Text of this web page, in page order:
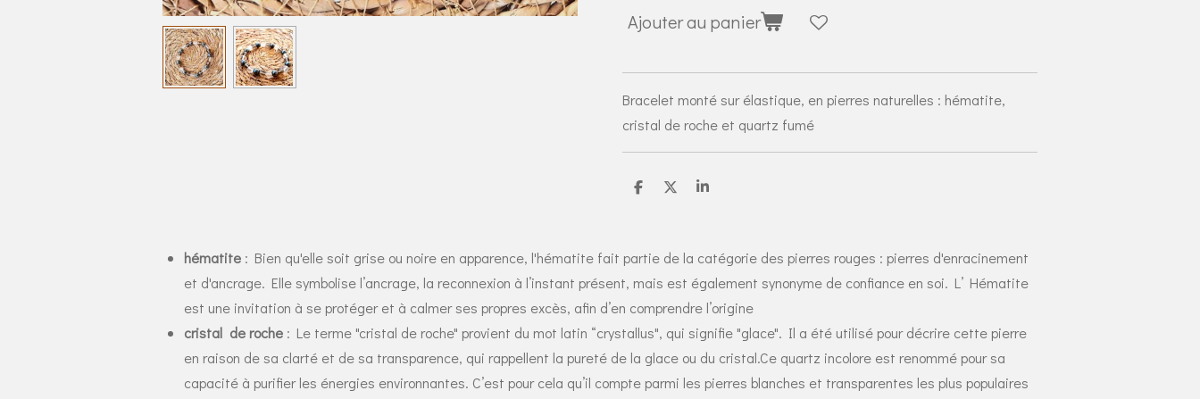
Ajouter au panier
Bracelet monté sur élastique, en pierres naturelles : hématite,
cristal de roche et quartz fumé
P
g
e
r
P
a
g
e
r
P
g
e
r
hématite : Bien qu'elle soit grise ou noire en apparence, l'hématite fait partie de la catégorie des pierres rouges : pierres d'enracinement
et d'ancrage. Elle symbolise l’ancrage, la reconnexion à l’instant présent, mais est également synonyme de confiance en soi. L’ Hématite
est une invitation à se protéger et à calmer ses propres excès, afin d’en comprendre l’origine
cristal de roche : Le terme "cristal de roche" provient du mot latin “crystallus", qui signifie "glace". Il a été utilisé pour décrire cette pierre
en raison de sa clarté et de sa transparence, qui rappellent la pureté de la glace ou du cristal.Ce quartz incolore est renommé pour sa
capacité à purifier les énergies environnantes. C’est pour cela qu’il compte parmi les pierres blanches et transparentes les plus populaires